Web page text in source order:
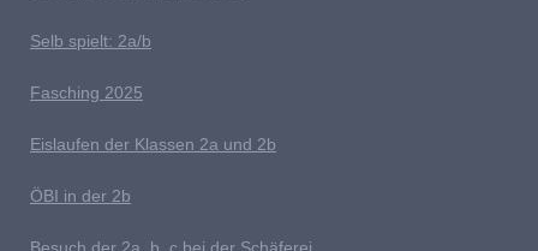
Selb spielt: 2a/b
Fasching 2025
Eislaufen der Klassen 2a und 2b
ÖBI in der 2b